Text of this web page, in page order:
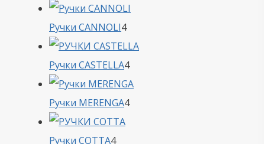
товара
Ручки CANNOLI44
товара
Ручки CASTELLA44
товара
Ручки MERENGA44
Ручки COTTA44